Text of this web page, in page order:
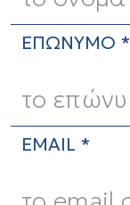
ΕΠΩΝΥΜΟ *
EMAIL *